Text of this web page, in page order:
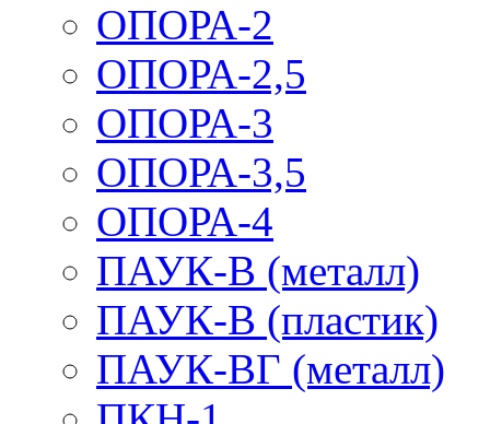
ОПОРА-2
ОПОРА-2,5
ОПОРА-3
ОПОРА-3,5
ОПОРА-4
ПАУК-В (металл)
ПАУК-В (пластик)
ПАУК-ВГ (металл)